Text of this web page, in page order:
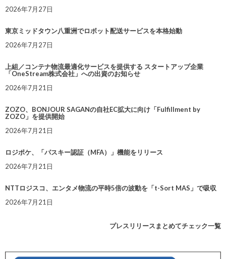
2026年7月27日
東京ミッドタウン八重洲でロボット配送サービスを本格始動
2026年7月27日
上組／コンテナ物流最適化サービスを提供する スタートアップ企業
「OneStream株式会社」への出資のお知らせ
2026年7月21日
ZOZO、BONJOUR SAGANの自社EC拡大に向け「Fulfillment by
ZOZO」を提供開始
2026年7月21日
ロジポケ、「パスキー認証（MFA）」機能をリリース
2026年7月21日
NTTロジスコ、エンタメ物流の平時5倍の波動を「t-Sort MAS」で吸収
2026年7月21日
プレスリリースまとめてチェック一覧